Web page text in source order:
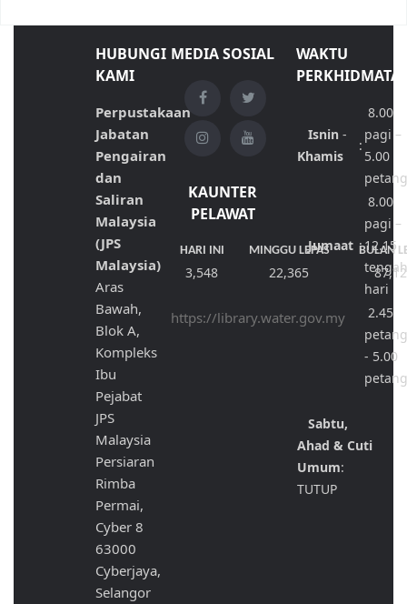
HUBUNGI
KAMI
Perpustakaan
Jabatan
Pengairan
dan
Saliran
Malaysia
(JPS
Malaysia)
Aras
Bawah,
Blok A,
Kompleks
Ibu
Pejabat
JPS
Malaysia
Persiaran
Rimba
Permai,
Cyber 8
63000
Cyberjaya,
Selangor
MEDIA SOSIAL
KAUNTER
PELAWAT
HARI INI MINGGU LEPAS BULAN
3,548 22,365
https://library.water.gov.my
WAKTU
Isnin-
Khamis
:
8.00
pagi –
5.00
Jumaat :
8.00
pagi –
12.15
hari
2.45
- 5.00
Sabtu,
Ahad & Cuti
Umum:
TUTUP